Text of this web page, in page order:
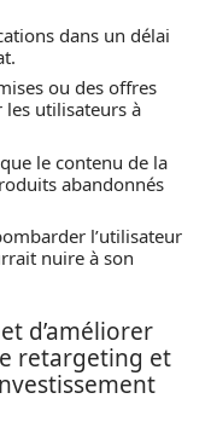
dans un délai
ou des offres
les utilisateurs à
que le contenu de la
abandonnés
l’utilisateur
nuire à son
d’améliorer
retargeting et